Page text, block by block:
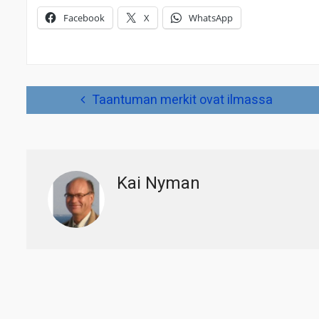
Facebook X WhatsApp
Taantuman merkit ovat ilmassa
Kai Nyman